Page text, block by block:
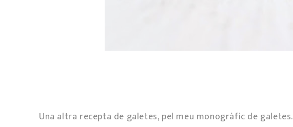
Una altra recepta de galetes, pel meu monogràfic de galetes.